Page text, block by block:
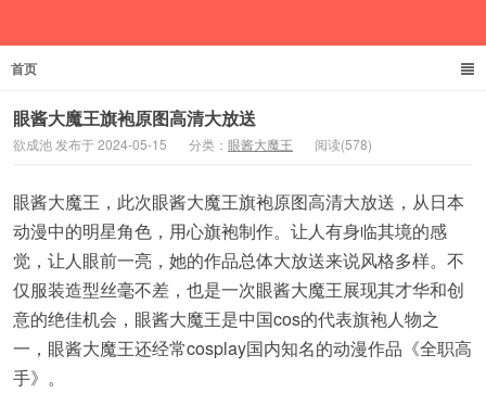
首页
眼酱大魔王旗袍原图高清大放送
欲成池 发布于 2024-05-15 分类： 眼酱大魔王 阅读(578)
眼酱大魔王，此次眼酱大魔王旗袍原图高清大放送，从日本
动漫中的明星角色，用心旗袍制作。让人有身临其境的感
觉，让人眼前一亮，她的作品总体大放送来说风格多样。不
仅服装造型丝毫不差，也是一次眼酱大魔王展现其才华和创
意的绝佳机会，眼酱大魔王是中国cos的代表旗袍人物之
一，眼酱大魔王还经常cosplay国内知名的动漫作品《全职高
手》。